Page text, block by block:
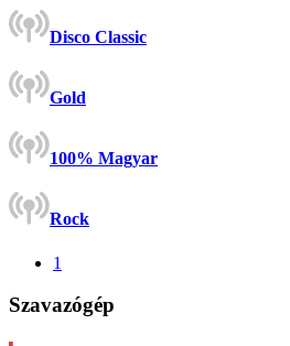
Disco Classic
Gold
100% Magyar
Rock
1
Szavazógép